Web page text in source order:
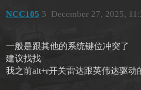
NCC105 December 27, 2025,
3
一般是跟其他的系统键位冲突了
建议找找
我之前alt+r开关雷达跟英伟达驱动